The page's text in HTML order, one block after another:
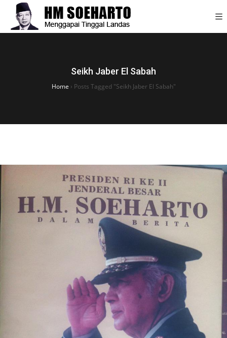
Seikh Jaber El Sabah
Home › Posts Tagged "Seikh Jaber El Sabah"